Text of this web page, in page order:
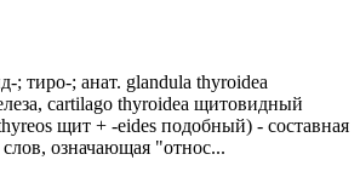
; тиро-; анат. glandula thyroidea
cartilago thyroidea щитовидный
щит + -eides подобный) - составная
означающая "относ...